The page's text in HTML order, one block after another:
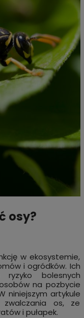
osy?
w ekosystemie,
i ogródków. Ich
ryzyko bolesnych
na pozbycie
niniejszym artykule
os, ze
i pułapek.